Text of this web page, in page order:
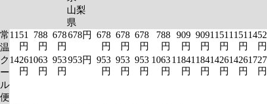
山梨
県
常
温
1151
円
788
円
678
円
678円
678
円
678
円
678
円
788
円
909
円
909
円
1151
円
1151
円
1452
円
ク
ー
ル
便
1426
円
1063
円
953
円
953円
953
円
953
円
953
円
1063
円
1184
円
1184
円
1426
円
1426
円
1727
円